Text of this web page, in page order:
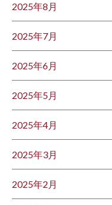
2025年8月
2025年7月
2025年6月
2025年5月
2025年4月
2025年3月
2025年2月